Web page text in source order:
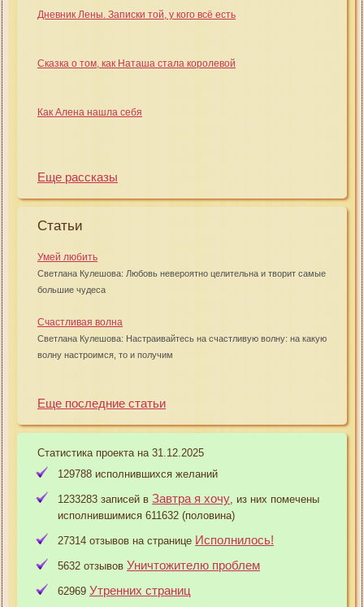
Дневник Лены. Записки той, у кого всё есть
Сказка о том, как Наташа стала королевой
Как Алена нашла себя
Еще рассказы
Статьи
Умей любить
Светлана Кулешова: Любовь невероятно целительна и творит самые
большие чудеса
Счастливая волна
Светлана Кулешова: Настраивайтесь на счастливую волну: на какую
волну настроимся, то и получим
Еще последние статьи
Статистика проекта на 31.12.2025
129788 исполнившихся желаний
1233283 записей в Завтра я хочу , из них помечены
исполнившимися 611632 (половина)
27314 отзывов на странице Исполнилось!
5632 отзывов Уничтожителю проблем
62969 Утренних страниц